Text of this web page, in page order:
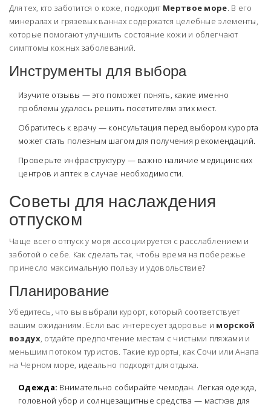
Для тех, кто заботится о коже, подходит Мертвое море. В его
минералах и грязевых ваннах содержатся целебные элементы,
которые помогают улучшить состояние кожи и облегчают
симптомы кожных заболеваний.
Инструменты для выбора
Изучите отзывы — это поможет понять, какие именно
проблемы удалось решить посетителям этих мест.
Обратитесь к врачу — консультация перед выбором курорта
может стать полезным шагом для получения рекомендаций.
Проверьте инфраструктуру — важно наличие медицинских
центров и аптек в случае необходимости.
Советы для наслаждения
отпуском
Чаще всего отпуск у моря ассоциируется с расслаблением и
заботой о себе. Как сделать так, чтобы время на побережье
принесло максимальную пользу и удовольствие?
Планирование
Убедитесь, что вы выбрали курорт, который соответствует
вашим ожиданиям. Если вас интересует здоровье и морской
воздух, отдайте предпочтение местам с чистыми пляжами и
меньшим потоком туристов. Такие курорты, как Сочи или Анапа
на Черном море, идеально подходят для отдыха.
Одежда: Внимательно собирайте чемодан. Легкая одежда,
головной убор и солнцезащитные средства — мастхэв для